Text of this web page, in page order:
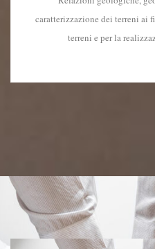
caratterizzazione dei terreni ai
terreni e per la